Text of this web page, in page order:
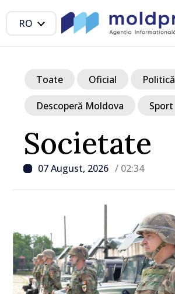
RO
Societate
07 August, 2026 / 02:34
Toate Oficial Politică
Descoperă Moldova Sport